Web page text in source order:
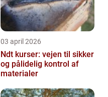
03 april 2026
Ndt kurser: vejen til sikker
og pålidelig kontrol af
materialer